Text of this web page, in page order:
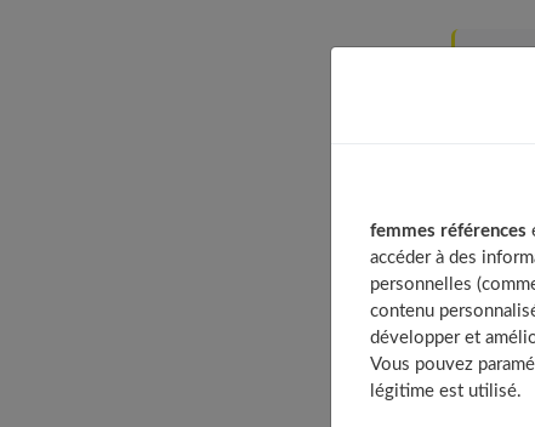
5.
femmes références
accéder à des
personnelles
contenu
développer et
Vous pouvez
légitime est utilisé.